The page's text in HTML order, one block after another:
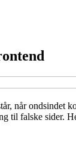
når
falske sider.